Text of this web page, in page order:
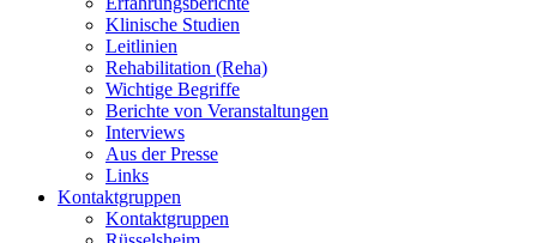
Klinische Studien
Leitlinien
Rehabilitation (Reha)
Wichtige Begriffe
Berichte von Veranstaltungen
Interviews
Aus der Presse
Links
Kontaktgruppen
Kontaktgruppen